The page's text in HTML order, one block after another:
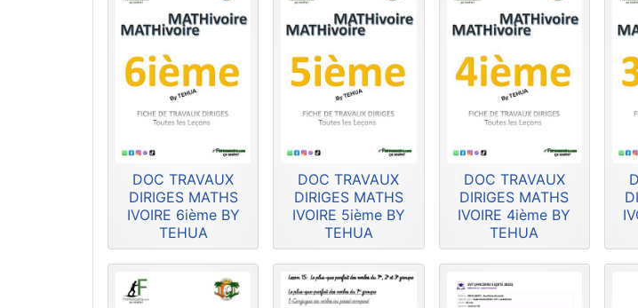
DOC TRAVAUX
DIRIGES MATHS
IVOIRE 6ième BY
TEHUA
DOC TRAVAUX
DIRIGES MATHS
IVOIRE 5ième BY
TEHUA
DOC TRAVAUX
DIRIGES MATHS
IVOIRE 4ième BY
TEHUA